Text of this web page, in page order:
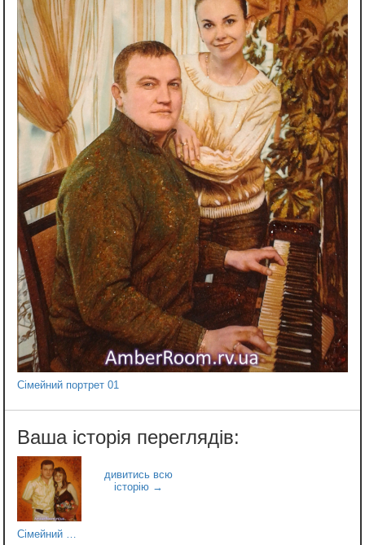
Сімейний портрет 01